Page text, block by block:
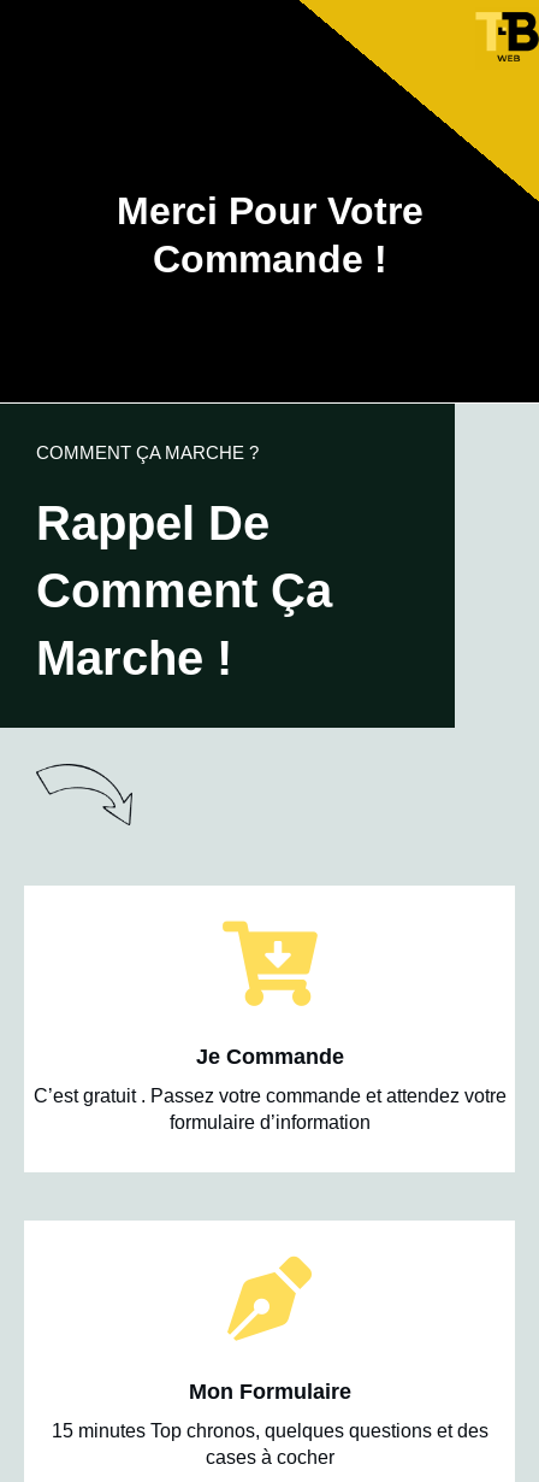
Merci Pour Votre
Commande !
COMMENT ÇA MARCHE ?
Rappel De
Comment Ça
Marche !
Je Commande
C’est gratuit . Passez votre commande et attendez votre
formulaire d’information
Mon Formulaire
15 minutes Top chronos, quelques questions et des
cases à cocher